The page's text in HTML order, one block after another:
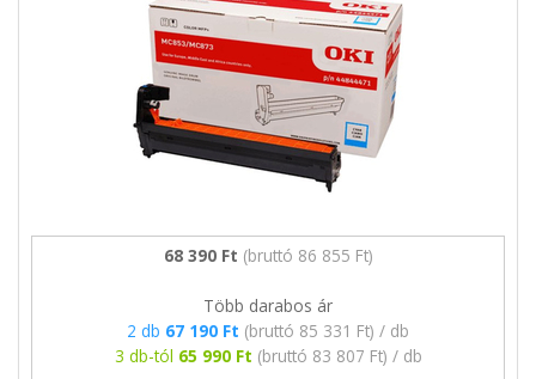
68 390 Ft (bruttó 86 855 Ft)
Több darabos ár
2 db 67 190 Ft (bruttó 85 331 Ft) / db
3 db-tól 65 990 Ft (bruttó 83 807 Ft) / db